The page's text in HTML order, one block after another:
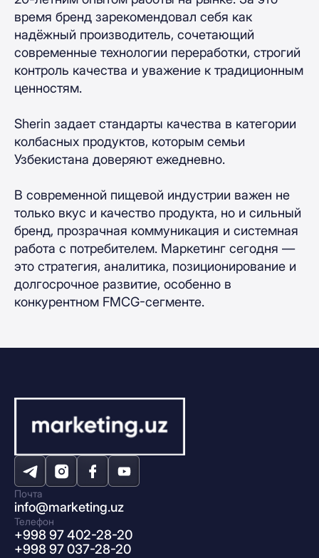
время бренд зарекомендовал себя как
надёжный производитель, сочетающий
современные технологии переработки, строгий
контроль качества и уважение к традиционным
ценностям.
Sherin задает стандарты качества в категории
колбасных продуктов, которым семьи
Узбекистана доверяют ежедневно.
В современной пищевой индустрии важен не
только вкус и качество продукта, но и сильный
бренд, прозрачная коммуникация и системная
работа с потребителем. Маркетинг сегодня —
это стратегия, аналитика, позиционирование и
долгосрочное развитие, особенно в
конкурентном FMCG-сегменте.
Почта
info@marketing.uz
Телефон
+998 97 402-28-20
+998 97 037-28-20